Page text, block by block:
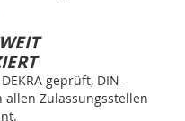
geprüft, DIN-
Zulassungsstellen